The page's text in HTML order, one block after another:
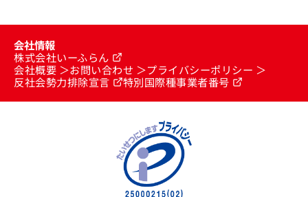
会社情報
株式会社いーふらん
会社概要
お問い合わせ
プライバシーポリシー
反社会勢力排除宣言
特別国際種事業者番号